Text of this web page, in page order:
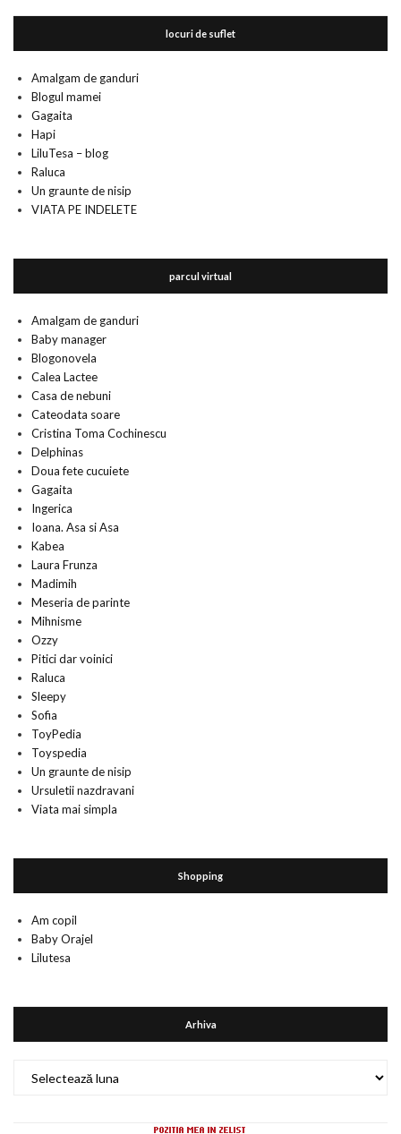
locuri de suflet
Amalgam de ganduri
Blogul mamei
Gagaita
Hapi
LiluTesa – blog
Raluca
Un graunte de nisip
VIATA PE INDELETE
parcul virtual
Amalgam de ganduri
Baby manager
Blogonovela
Calea Lactee
Casa de nebuni
Cateodata soare
Cristina Toma Cochinescu
Delphinas
Doua fete cucuiete
Gagaita
Ingerica
Ioana. Asa si Asa
Kabea
Laura Frunza
Madimih
Meseria de parinte
Mihnisme
Ozzy
Pitici dar voinici
Raluca
Sleepy
Sofia
ToyPedia
Toyspedia
Un graunte de nisip
Ursuletii nazdravani
Viata mai simpla
Shopping
Am copil
Baby Orajel
Lilutesa
Arhiva